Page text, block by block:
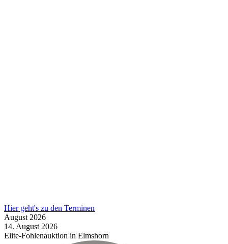
Hier geht's zu den Terminen
August 2026
14. August 2026
Elite-Fohlenauktion in Elmshorn